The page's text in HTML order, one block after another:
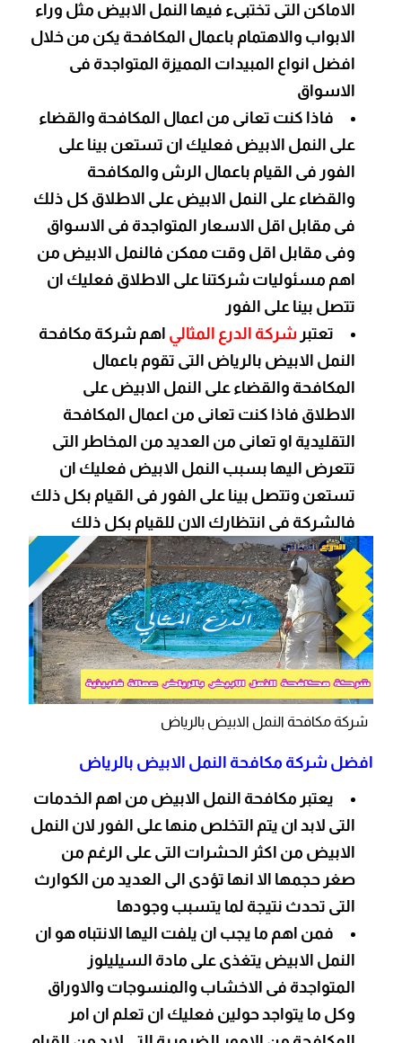
الاماكن التى تختبىء فيها النمل الابيض مثل وراء
الابواب والاهتمام باعمال المكافحة يكن من خلال
افضل انواع المبيدات المميزة المتواجدة فى
الاسواق
فاذا كنت تعانى من اعمال المكافحة والقضاء
على النمل الابيض فعليك ان تستعن بينا على
الفور فى القيام باعمال الرش والمكافحة
والقضاء على النمل الابيض على الاطلاق كل ذلك
فى مقابل اقل الاسعار المتواجدة فى الاسواق
وفى مقابل اقل وقت ممكن فالنمل الابيض من
اهم مسئوليات شركتنا على الاطلاق فعليك ان
تتصل بينا على الفور
تعتبر شركة الدرع المثالي اهم شركة مكافحة
النمل الابيض بالرياض التى تقوم باعمال
المكافحة والقضاء على النمل الابيض على
الاطلاق فاذا كنت تعانى من اعمال المكافحة
التقليدية او تعانى من العديد من المخاطر التى
تتعرض اليها بسبب النمل الابيض فعليك ان
تستعن وتتصل بينا على الفور فى القيام بكل ذلك
فالشركة فى انتظارك الان للقيام بكل ذلك
شركة مكافحة النمل الابيض بالرياض
افضل شركة مكافحة النمل الابيض بالرياض
يعتبر مكافحة النمل الابيض من اهم الخدمات
التى لابد ان يتم التخلص منها على الفور لان النمل
الابيض من اكثر الحشرات التى على الرغم من
صغر حجمها الا انها تؤدى الى العديد من الكوارث
التى تحدث نتيجة لما يتسبب وجودها
فمن اهم ما يجب ان يلفت اليها الانتباه هو ان
النمل الابيض يتغذى على مادة السيليلوز
المتواجدة فى الاخشاب والمنسوجات والاوراق
وكل ما يتواجد حولين فعليك ان تعلم ان امر